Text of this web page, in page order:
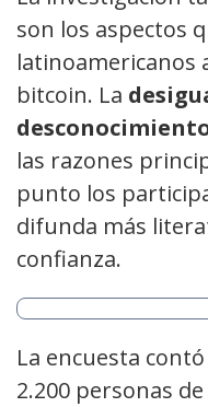
son los aspectos
latinoamericanos
bitcoin. La
las razones
punto los
difunda más
confianza.
La encuesta
2.200 personas